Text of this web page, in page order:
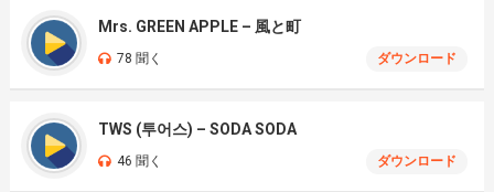
Mrs. GREEN APPLE – 風と町
78 聞く ダウンロード
TWS (투어스) – SODA SODA
46 聞く ダウンロード